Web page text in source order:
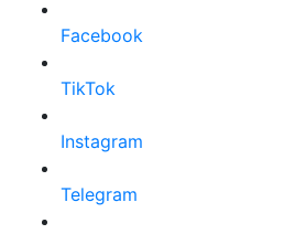
Facebook
TikTok
Instagram
Telegram